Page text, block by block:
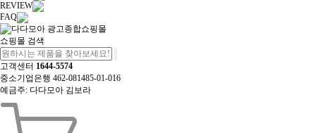
REVIEW
FAQ
쇼핑몰 검색
고객센터 1644-5574
중소기업은행 462-081485-01-016
예금주: 다다모아 김보라